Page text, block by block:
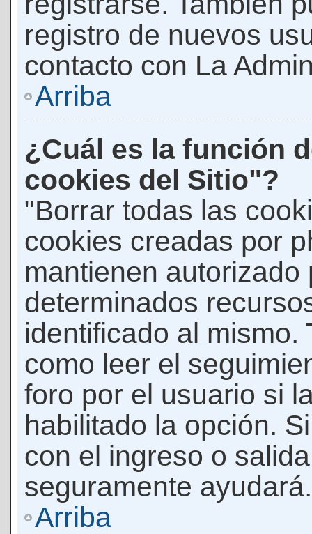
registro de nuevos
contacto con La
Arriba
¿Cuál es la función
cookies del Sitio"?
"Borrar todas las
cookies creadas por
mantienen autorizado
determinados
identificado al mismo.
como leer el
foro por el usuario si
habilitado la opción.
con el ingreso o
seguramente ayudará.
Arriba